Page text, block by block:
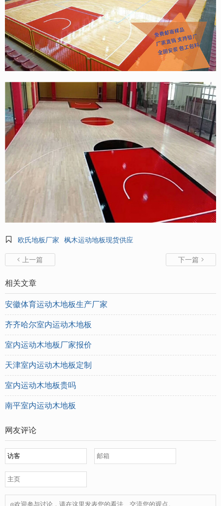
 欧氏地板厂家 枫木运动地板现货供应
 上一篇 下一篇 
相关文章
安徽体育运动木地板生产厂家
齐齐哈尔室内运动木地板
室内运动木地板厂家报价
天津室内运动木地板定制
室内运动木地板贵吗
南平室内运动木地板
网友评论